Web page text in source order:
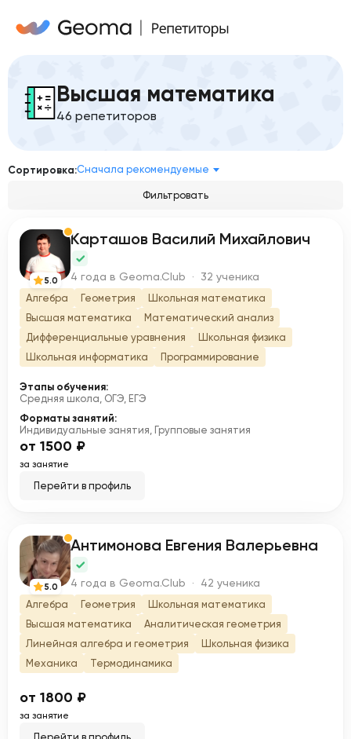
Высшая математика
46 репетиторов
Сортировка:Сначала рекомендуемые
Фильтровать
К
5.0
Карташов Василий Михайлович
4 года в Geoma.Club · 32 ученика
Алгебра Геометрия
Школьная математика
Высшая математика
Математический анализ
Дифференциальные уравнения
Школьная физика
Школьная информатика
Программирование
Этапы обучения:
Средняя школа, ОГЭ, ЕГЭ
Форматы занятий:
Индивидуальные занятия, Групповые занятия
от 1500 ₽
за занятие
Перейти в профиль
А
5.0
Антимонова Евгения Валерьевна
4 года в Geoma.Club · 42 ученика
Алгебра Геометрия
Школьная математика
Высшая математика
Аналитическая геометрия
Линейная алгебра и геометрия
Школьная физика
Механика
Термодинамика
от 1800 ₽
за занятие